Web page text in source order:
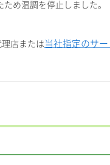
め温調を停止しました。
店または 当社指定のサ